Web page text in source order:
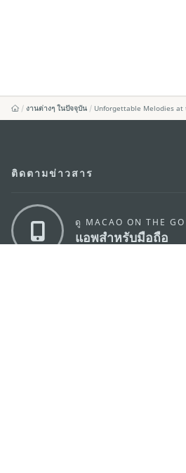
งานต่างๆ ในปัจจุบัน Unforgettable Melodies at
ติดตามข่าวสาร
ดู MACAO ON THE GO
แอพสำหรับมือถือ